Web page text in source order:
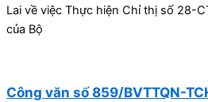
Lai về việc Thực hiện Chỉ thị số 28-
của Bộ
Công văn số 859/BVTTQN-